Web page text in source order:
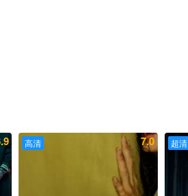
高清 7.0 超清